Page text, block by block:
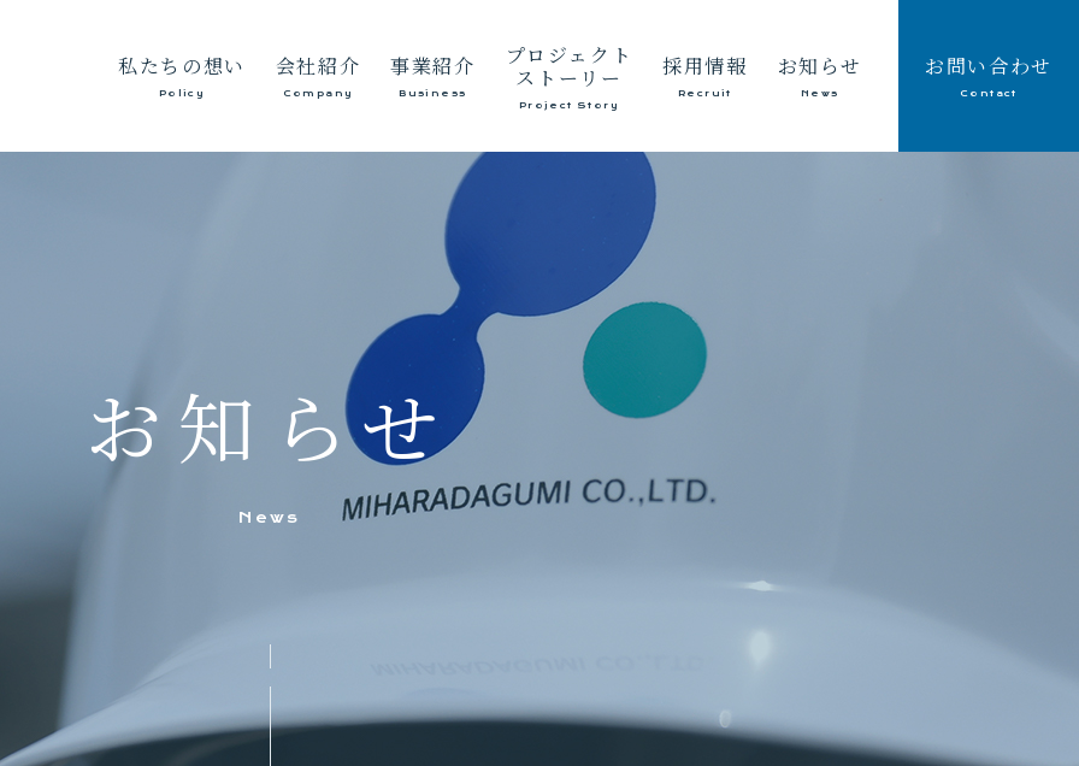
私たちの想い
Policy
会社紹介
Company
事業紹介
Business
プロジェクト
ストーリー
Project Story
採用情報
Recruit
お知らせ
News
お問い合わせ
Contact
お知らせ
News